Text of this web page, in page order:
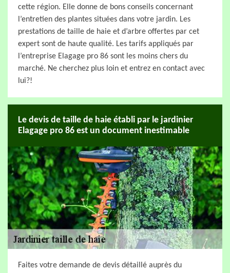
cette région. Elle donne de bons conseils concernant
l’entretien des plantes situées dans votre jardin. Les
prestations de taille de haie et d’arbre offertes par cet
expert sont de haute qualité. Les tarifs appliqués par
l’entreprise Elagage pro 86 sont les moins chers du
marché. Ne cherchez plus loin et entrez en contact avec
lui?!
Le devis de taille de haie établi par le jardinier
Elagage pro 86 est un document inestimable
Faites votre demande de devis détaillé auprès du